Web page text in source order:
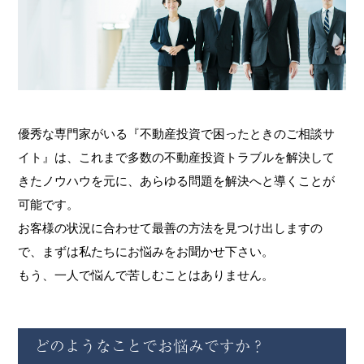
優秀な専門家がいる『不動産投資で困ったときのご相談サ
イト』は、 これまで多数の不動産投資トラブルを解決して
きたノウハウを元に、あらゆる問題を解決へと導くことが
可能です。
お客様の状況に合わせて最善の方法を見つけ出しますの
で、まずは私たちにお悩みをお聞かせ下さい。
もう、一人で悩んで苦しむことはありません。
どのようなことでお悩みですか？